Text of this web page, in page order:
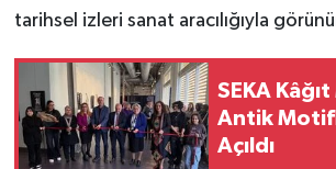
tarihsel izleri sanat aracılığıyla
SEKA
Antik
Açıldı